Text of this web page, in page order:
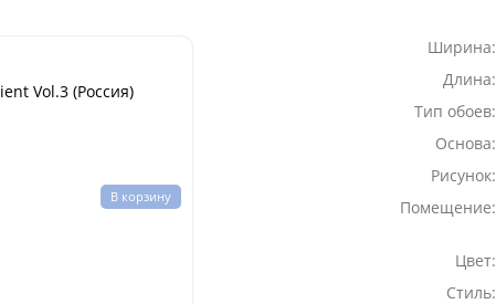
Vol.3 (Россия)
В корзину
Ширина:
Длина:
Тип обоев:
Основа:
Рисунок:
Помещение:
Цвет:
Стиль: